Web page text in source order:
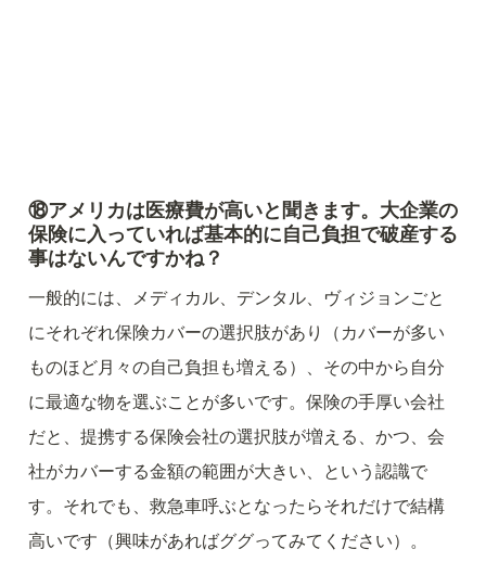
⑱アメリカは医療費が高いと聞きます。大企業の
保険に入っていれば基本的に自己負担で破産する
事はないんですかね？
一般的には、メディカル、デンタル、ヴィジョンごと
にそれぞれ保険カバーの選択肢があり（カバーが多い
ものほど月々の自己負担も増える）、その中から自分
に最適な物を選ぶことが多いです。保険の手厚い会社
だと、提携する保険会社の選択肢が増える、かつ、会
社がカバーする金額の範囲が大きい、という認識で
す。それでも、救急車呼ぶとなったらそれだけで結構
高いです（興味があればググってみてください）。